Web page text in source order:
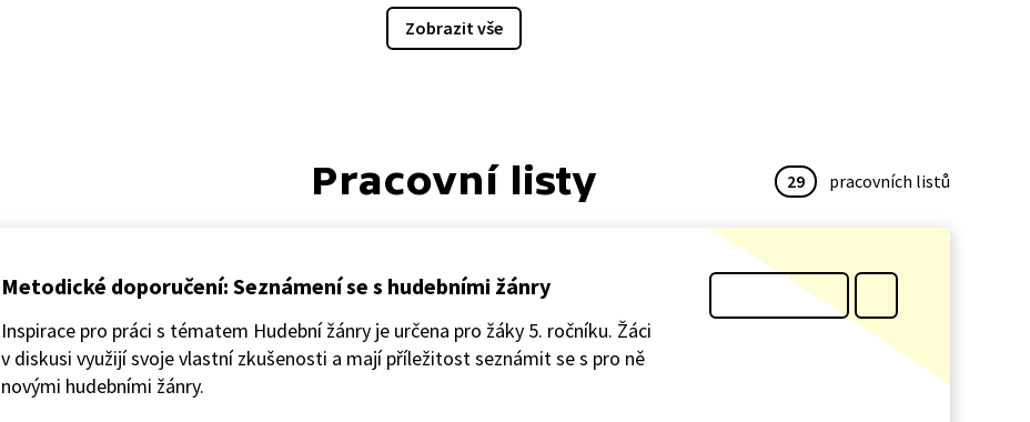
Zobrazit vše
Pracovní listy 29 pracovních listů
Metodické doporučení: Seznámení se s hudebními žánry
Inspirace pro práci s tématem Hudební žánry je určena pro žáky 5. ročníku. Žáci
v diskusi využijí svoje vlastní zkušenosti a mají příležitost seznámit se s pro ně
novými hudebními žánry.